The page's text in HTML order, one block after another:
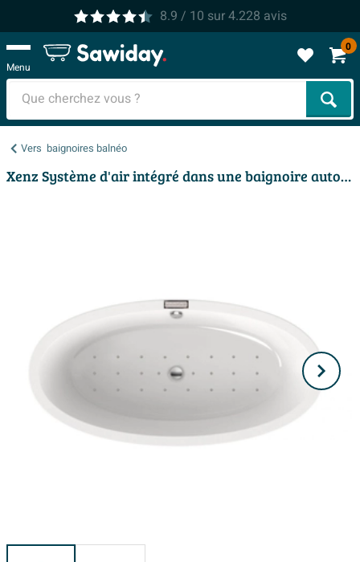
8.9 / 10 sur4.228 avis
Menu
0
Vers baignoires balnéo
Xenz Système d'air intégré dans une baignoire autoportante parties visibles en chrome